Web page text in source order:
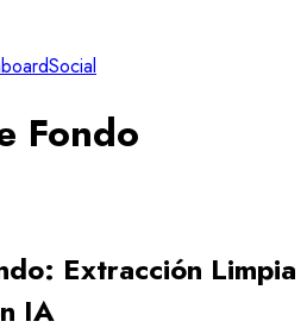
Social
Fondo
Extracción Limpia
IA